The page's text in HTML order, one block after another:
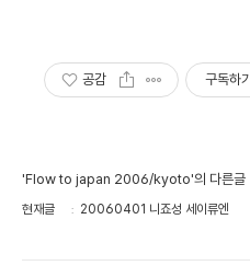
공감 구독하기
'Flow to japan 2006/kyoto'의 다른글
현재글 20060401 니죠성 세이류엔